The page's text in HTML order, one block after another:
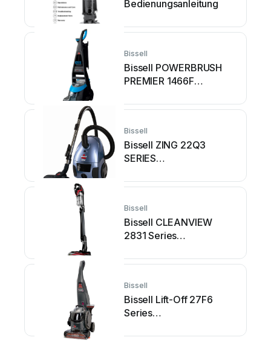
Bedienungsanleitung
Bissell
Bissell POWERBRUSH
PREMIER 1466F
Bissell
Bissell ZING 22Q3
SERIES
Bissell
Bissell CLEANVIEW
2831 Series
Bissell
Bissell Lift-Off 27F6
Series